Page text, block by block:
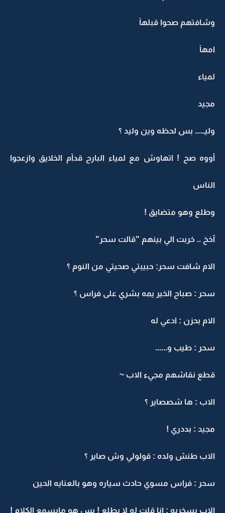
وشافتهم صحوا قبلهآ
امهآ
لمياء
مجيد
وليـ.... بس لحظه وين وليد ؟
أووه صح ! اتهاوش مع لمياء البارح قدآم الخلايق وازعجوا
الناس
وطلع وهو متضايق !
آخخ .. خربت الي بينهم "قالت سحر"
الام شافت سحر: حبيبتي صحيتي من النوم ؟
سحر : صباح الخير يمه بشري على فراس ؟
الام بحزن : ادعي له
سحر : طيب و......
قطع نقاشهم مجيء الاب ~
الاب : ها شصصاير ؟
مجيد : بددري !
الاب طنش ولده : قولولي وش صاير ؟
سحر : فراس مسوي حادث سياره وهو بالعنايه الحين
الاب بسخريه : انا قلت له لا يطلع ! بس هو مايسمع الكلام !